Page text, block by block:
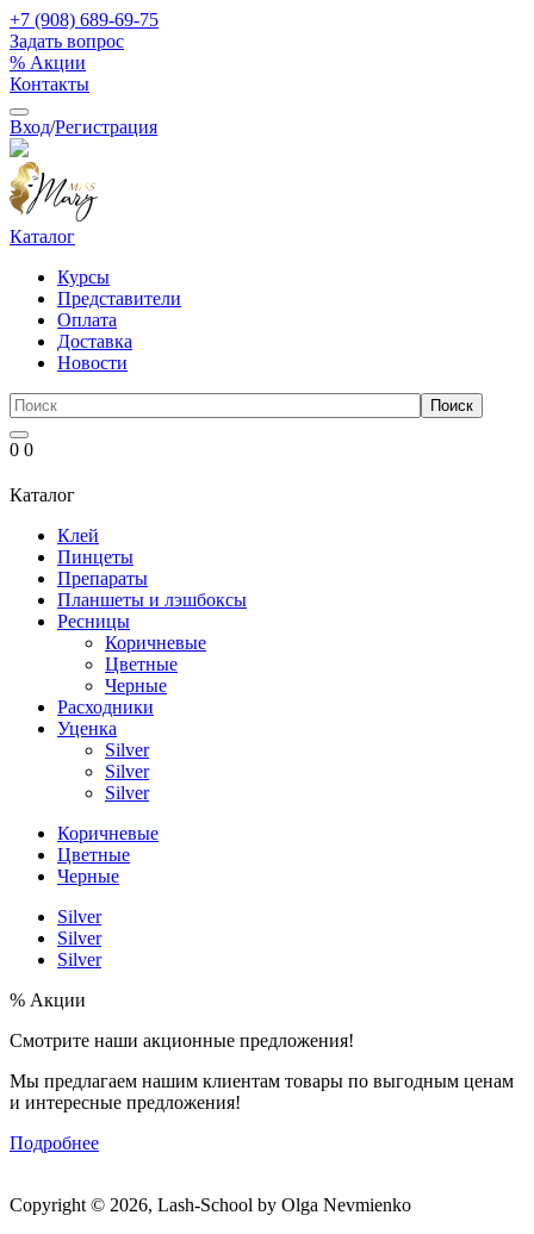
+7 (908) 689-69-75
Задать вопрос
% Акции
Контакты
Вход/Регистрация
Каталог
Курсы
Представители
Оплата
Доставка
Новости
0 0
Каталог
Клей
Пинцеты
Препараты
Планшеты и лэшбоксы
Ресницы
Коричневые
Цветные
Черные
Расходники
Уценка
Silver
Silver
Silver
Коричневые
Цветные
Черные
Silver
Silver
Silver
% Акции
Смотрите наши акционные предложения!
Мы предлагаем нашим клиентам товары по выгодным ценам
и интересные предложения!
Подробнее
Copyright © 2026, Lash-School by Olga Nevmienko